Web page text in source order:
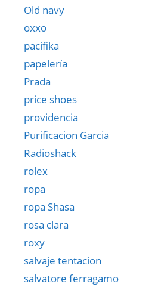
Old navy
oxxo
pacifika
papelería
Prada
price shoes
providencia
Purificacion Garcia
Radioshack
rolex
ropa
ropa Shasa
rosa clara
roxy
salvaje tentacion
salvatore ferragamo